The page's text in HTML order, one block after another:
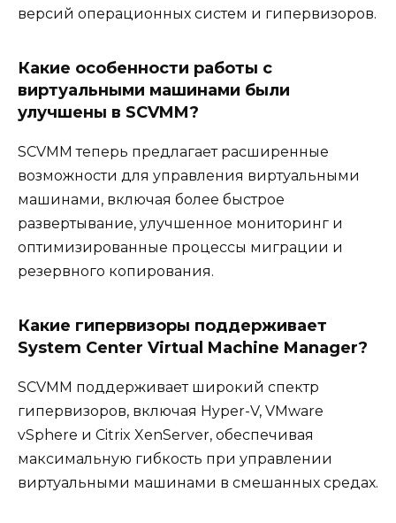
версий операционных систем и гипервизоров.
Какие особенности работы с
виртуальными машинами были
улучшены в SCVMM?
SCVMM теперь предлагает расширенные
возможности для управления виртуальными
машинами, включая более быстрое
развертывание, улучшенное мониторинг и
оптимизированные процессы миграции и
резервного копирования.
Какие гипервизоры поддерживает
System Center Virtual Machine Manager?
SCVMM поддерживает широкий спектр
гипервизоров, включая Hyper-V, VMware
vSphere и Citrix XenServer, обеспечивая
максимальную гибкость при управлении
виртуальными машинами в смешанных средах.